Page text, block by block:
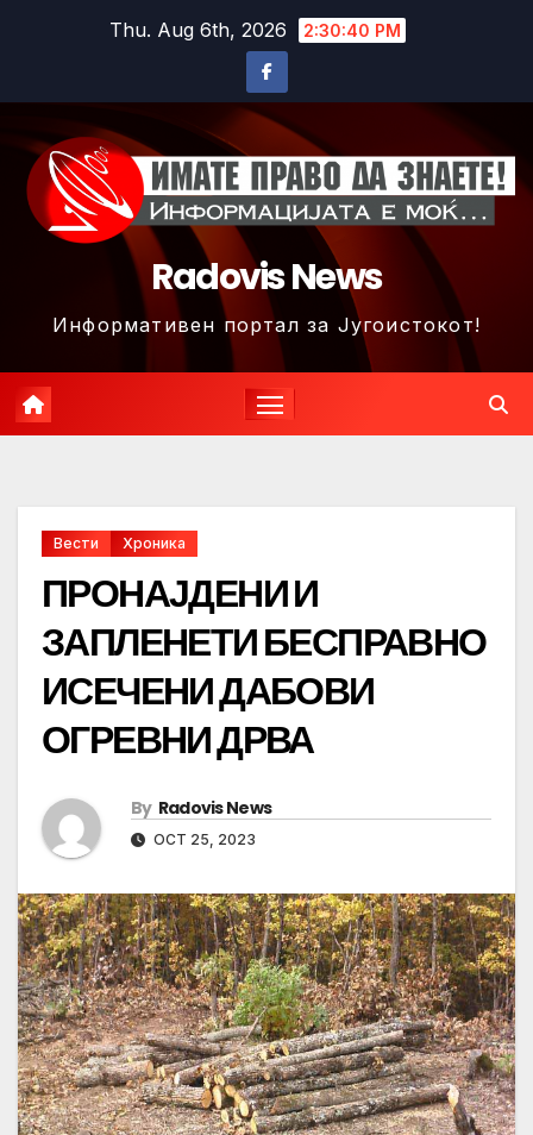
Thu. Aug 6th, 2026 2:30:43 PM
Radovis News
Информативен портал за Југоистокот!
Вести Хроника
ПРОНАЈДЕНИ И
ЗАПЛЕНЕТИ БЕСПРАВНО
ИСЕЧЕНИ ДАБОВИ
ОГРЕВНИ ДРВА
By Radovis News
OCT 25, 2023